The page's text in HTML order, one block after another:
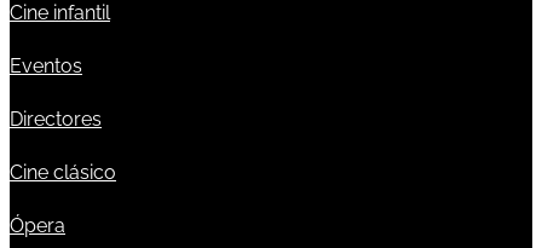
Cine infantil
Eventos
Directores
Cine clásico
Ópera